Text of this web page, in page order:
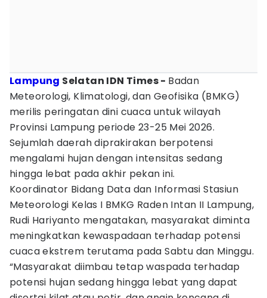
Lampung Selatan IDN Times - Badan
Meteorologi, Klimatologi, dan Geofisika (BMKG)
merilis peringatan dini cuaca untuk wilayah
Provinsi Lampung periode 23-25 Mei 2026.
Sejumlah daerah diprakirakan berpotensi
mengalami hujan dengan intensitas sedang
hingga lebat pada akhir pekan ini.
Koordinator Bidang Data dan Informasi Stasiun
Meteorologi Kelas I BMKG Raden Intan II Lampung,
Rudi Hariyanto mengatakan, masyarakat diminta
meningkatkan kewaspadaan terhadap potensi
cuaca ekstrem terutama pada Sabtu dan Minggu.
“Masyarakat diimbau tetap waspada terhadap
potensi hujan sedang hingga lebat yang dapat